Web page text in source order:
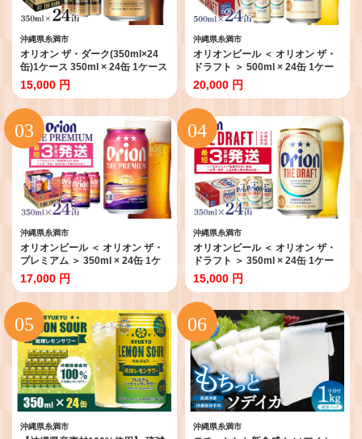
沖縄県糸満市
オリオン ザ・ダーク(350ml×24
缶)1ケース 350ml × 24缶 1ケース
24本 オリオンビール クラフトビ
ール 沖縄 ビール BEER 黒ビール
生ビール オリオン orion お酒 缶
ビール 地ビール 箱買い まとめ買
い アルコール 度数 5％ ギフト 冬
ギフト お歳暮 誕生日 缶 沖縄県 糸
満市
15,000 円
沖縄県糸満市
オリオンビール ＜ オリオン ザ・
ドラフト ＞ 500ml × 24缶 1ケー
ス 24本 500 クラフトビール 沖縄
ビール BEER ドラフト 生ビール
オリオン orion お酒 缶ビール 地
ビール 箱買い まとめ買い アルコ
ール 度数 5％ ギフト 冬ギフト お
歳暮 缶 沖縄県 糸満市
20,000 円
沖縄県糸満市
オリオンビール ＜ オリオン ザ・
プレミアム ＞ 350ml × 24缶 1ケ
ース 24本 沖縄 ビール BEER プレ
ミアム 生ビール orion PREMIUM
お酒 缶ビール 地ビール オリオン
クラフトビール 沖縄ビール アル
コール 5％ 缶 ギフト 家飲み 冬ギ
フト お歳暮 沖縄県 糸満市
17,000 円
沖縄県糸満市
オリオンビール ＜ オリオン ザ・
ドラフト ＞ 350ml × 24缶 1ケー
ス 24本 クラフトビール 沖縄 ビー
ル BEER ドラフト 生ビール オリ
オン orion お酒 缶ビール 地ビー
ル 箱買い まとめ買い アルコール
度数 5％ ギフト 冬ギフト お歳暮
誕生日 缶 沖縄県 糸満市
15,000 円
沖縄県糸満市 沖縄県糸満市